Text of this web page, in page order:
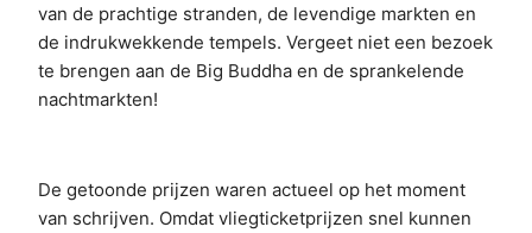
van de prachtige stranden, de levendige markten en
de indrukwekkende tempels. Vergeet niet een bezoek
te brengen aan de Big Buddha en de sprankelende
nachtmarkten!
De getoonde prijzen waren actueel op het moment
van schrijven. Omdat vliegticketprijzen snel kunnen